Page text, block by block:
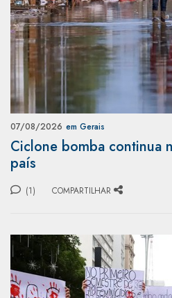
07/08/2026 em Gerais
Ciclone bomba continua
país
(1) COMPARTILHAR